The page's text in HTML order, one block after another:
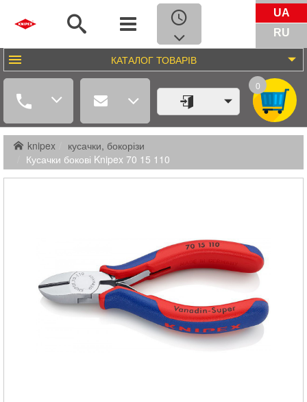
UA
RU
КАТАЛОГ ТОВАРІВ
0
knipex
кусачки, бокорізи
Кусачки бокові Knipex 70 15 110